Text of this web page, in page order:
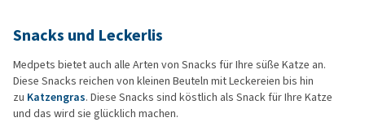
Snacks und Leckerlis
Medpets bietet auch alle Arten von Snacks für Ihre süße Katze an.
Diese Snacks reichen von kleinen Beuteln mit Leckereien bis hin
zu Katzengras. Diese Snacks sind köstlich als Snack für Ihre Katze
und das wird sie glücklich machen.